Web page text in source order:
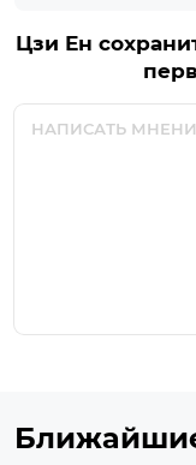
Цзи Ен